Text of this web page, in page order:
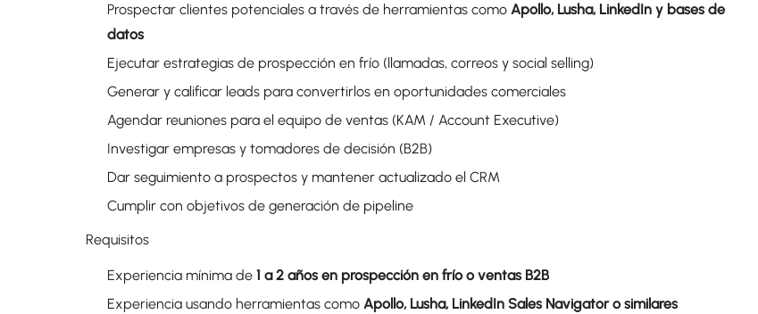
Prospectar clientes potenciales a través de herramientas como Apollo, Lusha, LinkedIn y bases de
datos
Ejecutar estrategias de prospección en frío (llamadas, correos y social selling)
Generar y calificar leads para convertirlos en oportunidades comerciales
Agendar reuniones para el equipo de ventas (KAM / Account Executive)
Investigar empresas y tomadores de decisión (B2B)
Dar seguimiento a prospectos y mantener actualizado el CRM
Cumplir con objetivos de generación de pipeline
Requisitos
Experiencia mínima de 1 a 2 años en prospección en frío o ventas B2B
Experiencia usando herramientas como Apollo, Lusha, LinkedIn Sales Navigator o similares